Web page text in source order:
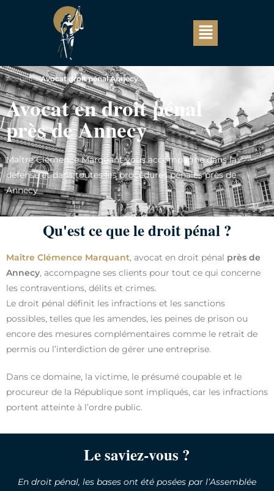
Accueil>Avocat droit pénal Annecy
Avocat en droit pénal
près de Annecy
Maître Clémence Marquant vous accompagne dans la
défense et dans toutes les procédures pénales près de
Annecy
Qu'est ce que le droit pénal ?
Maître Clémence Marquant, avocat en droit pénal près de
Annecy, accompagne ses clients pour tout ce qui concerne
les contraventions, délits et crimes.
Le droit pénal définit les infractions et les sanctions
possibles, telles que les amendes, les peines de prison ou
encore des mesures complémentaires comme le retrait de
permis ou l’interdiction de gérer une entreprise.
Dans ce domaine, la victime, le présumé coupable et le
procureur de la République sont impliqués, car les infractions
portent atteinte à l’ordre public.
Le saviez-vous ?
En droit pénal, les bases ont été posées par l’Assemblée